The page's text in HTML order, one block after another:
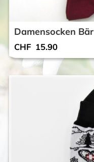
Damensocken Bär
CHF 15.90